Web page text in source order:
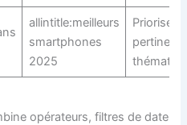
allintitle:meilleurs
smartphones
2025
Priorise la
opérateurs, filtres de date